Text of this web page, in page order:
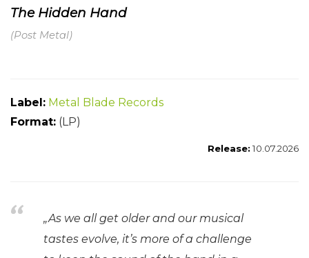
The Hidden Hand
(Post Metal)
Label: Metal Blade Records
Format: (LP)
Release:10.07.2026
„As we all get older and our musical
tastes evolve, it’s more of a challenge